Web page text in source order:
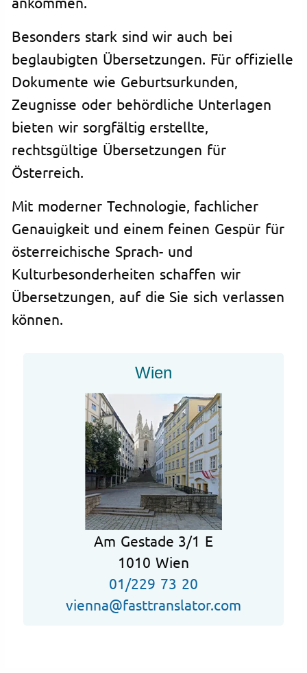
Besonders stark sind wir auch bei
beglaubigten Übersetzungen. Für offizielle
Dokumente wie Geburtsurkunden,
Zeugnisse oder behördliche Unterlagen
bieten wir sorgfältig erstellte,
rechtsgültige Übersetzungen für
Österreich.
Mit moderner Technologie, fachlicher
Genauigkeit und einem feinen Gespür für
österreichische Sprach- und
Kulturbesonderheiten schaffen wir
Übersetzungen, auf die Sie sich verlassen
können.
Wien
Am Gestade 3/1 E
1010 Wien
01/229 73 20
vienna@fasttranslator.com